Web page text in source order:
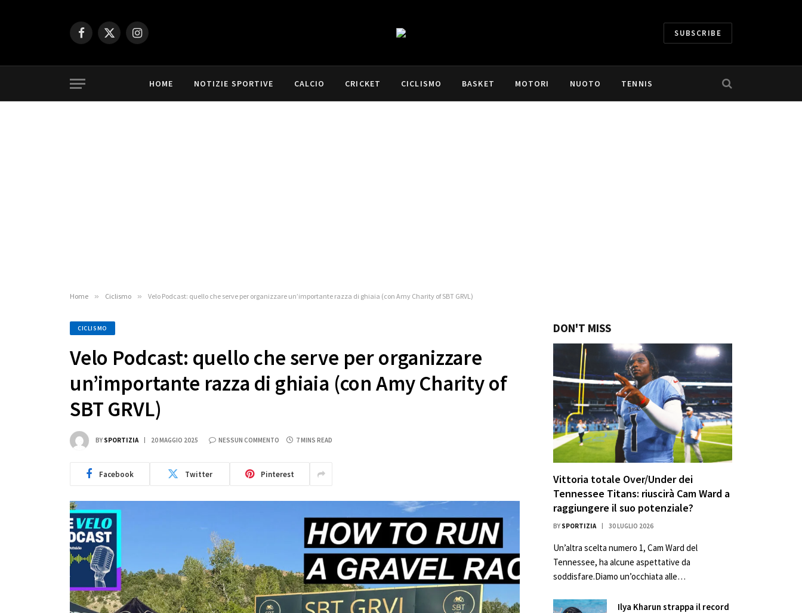
Facebook
X
Instagram SUBSCRIBE
HOME NOTIZIE SPORTIVE CALCIO CRICKET CICLISMO BASKET MOTORI NUOTO TENNIS
Home » Ciclismo » Velo Podcast: quello che serve per organizzare un’importante razza di ghiaia (con Amy Charity of SBT GRVL)
CICLISMO
Velo Podcast: quello che serve per organizzare
un’importante razza di ghiaia (con Amy Charity of
SBT GRVL)
BY SPORTIZIA 20 MAGGIO 2025 NESSUN COMMENTO 7 MINS READ
Facebook Twitter Pinterest
DON'T MISS
Vittoria totale Over/Under dei
Tennessee Titans: riuscirà Cam Ward a
raggiungere il suo potenziale?
BY SPORTIZIA 30 LUGLIO 2026
Un’altra scelta numero 1, Cam Ward del
Tennessee, ha alcune aspettative da
soddisfare.Diamo un’occhiata alle…
Ilya Kharun strappa il record